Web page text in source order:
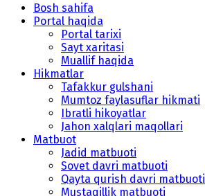
Bosh sahifa
Portal haqida
Portal tarixi
Sayt xaritasi
Muallif haqida
Hikmatlar
Tafakkur gulshani
Mumtoz faylasuflar hikmati
Ibratli hikoyatlar
Jahon xalqlari maqollari
Matbuot
Jadid matbuoti
Sovet davri matbuoti
Qayta qurish davri matbuoti
Mustaqillik matbuoti